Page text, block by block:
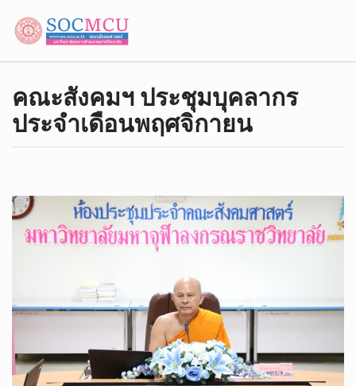
คณะสังคมฯ ประชุมบุคลากร
ประจำเดือนพฤศจิกายน